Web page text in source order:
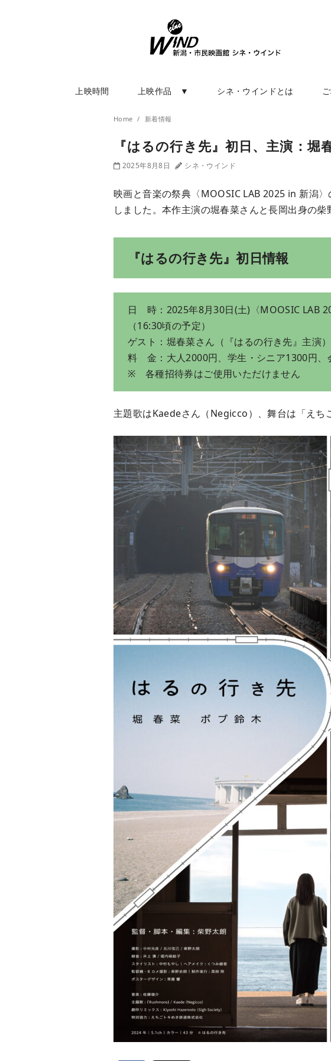
上映時間 上映作品 ▼ シネ・ウインドとは
Home 新着情報
『はるの行き先』初日、主演：堀
2025年8月8日 シネ・ウインド
映画と音楽の祭典〈MOOSIC LAB 2025 in 新潟
しました。本作主演の堀春菜さんと長岡出身の柴
『はるの行き先』初日情報
日 時：2025年8月30日(土)〈MOOSIC LAB
（16:30頃の予定）
ゲスト：堀春菜さん（『はるの行き先』主演
料 金：大人2000円、学生・シニア1300円
※ 各種招待券はご使用いただけません
主題歌はKaedeさん（Negicco）、舞台は「えち